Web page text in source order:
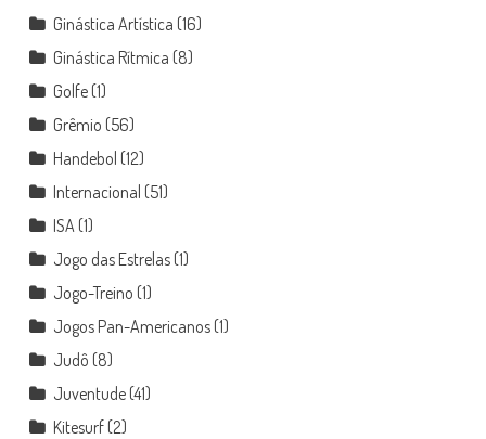
Ginástica Artística (16)
Ginástica Rítmica (8)
Golfe(1)
Grêmio (56)
Handebol (12)
Internacional (51)
ISA (1)
Jogo das Estrelas(1)
Jogo-Treino (1)
Jogos Pan-Americanos(1)
Judô (8)
Juventude(41)
Kitesurf(2)